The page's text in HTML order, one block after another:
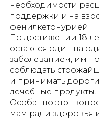
необходимости
поддержки и на
фенилкетонурией.
По достижении 18
остаются один на
заболеванием, им
соблюдать
и принимать
лечебные продукты.
Особенно этот
мам ради здоровья